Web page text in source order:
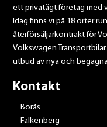
ett privatägt företag med
Idag finns vi på 18 orter
återförsäljarkontrakt för
Volkswagen
utbud av nya och
Kontakt
Borås
Falkenberg